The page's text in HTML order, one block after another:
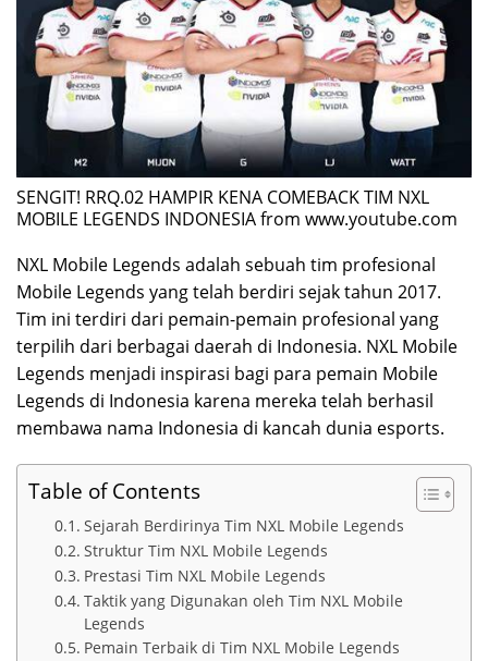
SENGIT! RRQ.02 HAMPIR KENA COMEBACK TIM NXL
MOBILE LEGENDS INDONESIA from www.youtube.com
NXL Mobile Legends adalah sebuah tim profesional
Mobile Legends yang telah berdiri sejak tahun 2017.
Tim ini terdiri dari pemain-pemain profesional yang
terpilih dari berbagai daerah di Indonesia. NXL Mobile
Legends menjadi inspirasi bagi para pemain Mobile
Legends di Indonesia karena mereka telah berhasil
membawa nama Indonesia di kancah dunia esports.
Table of Contents
Sejarah Berdirinya Tim NXL Mobile Legends
Struktur Tim NXL Mobile Legends
Prestasi Tim NXL Mobile Legends
Taktik yang Digunakan oleh Tim NXL Mobile
Legends
Pemain Terbaik di Tim NXL Mobile Legends